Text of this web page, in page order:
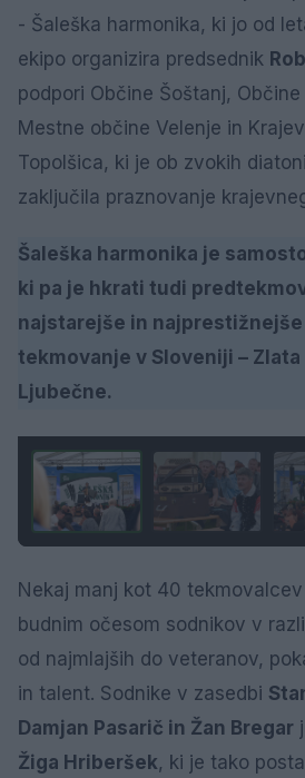
- Šaleška harmonika, ki jo od
ekipo organizira predsednik
podpori Občine Šoštanj,
Mestne občine Velenje in
Topolšica, ki je ob zvokih
zaključila praznovanje
Šaleška harmonika je
ki pa je hkrati tudi
najstarejše in
tekmovanje v Sloveniji –
Ljubečne.
Nekaj manj kot 40
budnim očesom sodnikov v
od najmlajših do veteranov,
in talent. Sodnike v zasedbi
Damjan Pasarič in Žan Bregar
Žiga Hriberšek, ki je tako postal